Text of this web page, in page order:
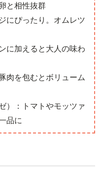
と相性抜群
にぴったり。オムレツ
に加えると大人の味わ
肉を包むとボリューム
）：トマトやモッツァ
品に